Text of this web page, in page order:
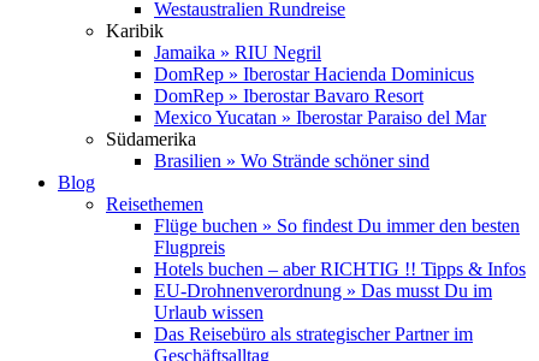
Westaustralien Rundreise
Karibik
Jamaika » RIU Negril
DomRep » Iberostar Hacienda Dominicus
DomRep » Iberostar Bavaro Resort
Mexico Yucatan » Iberostar Paraiso del Mar
Südamerika
Brasilien » Wo Strände schöner sind
Blog
Reisethemen
Flüge buchen » So findest Du immer den besten
Flugpreis
Hotels buchen – aber RICHTIG !! Tipps & Infos
EU-Drohnenverordnung » Das musst Du im
Urlaub wissen
Das Reisebüro als strategischer Partner im
Geschäftsalltag